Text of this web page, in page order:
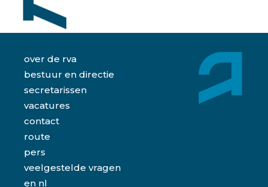
over de rva
bestuur en directie
secretarissen
vacatures
contact
route
pers
veelgestelde vragen
en nl